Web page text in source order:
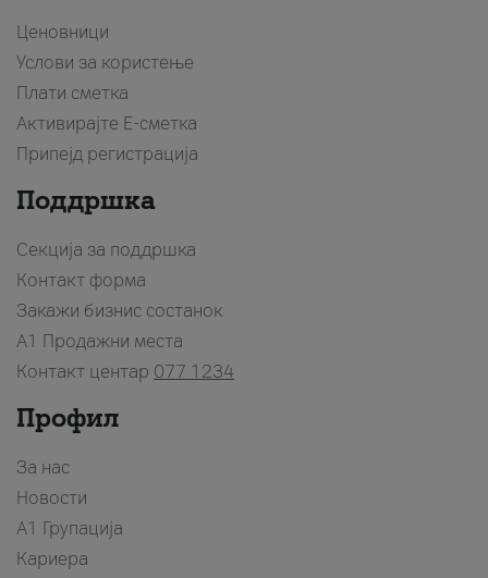
Ценовници
Услови за користење
Плати сметка
Активирајте Е-сметка
Припејд регистрација
Поддршка
Секција за поддршка
Контакт форма
Закажи бизнис состанок
A1 Продажни места
Контакт центар 077 1234
Профил
За нас
Новости
А1 Групација
Кариера